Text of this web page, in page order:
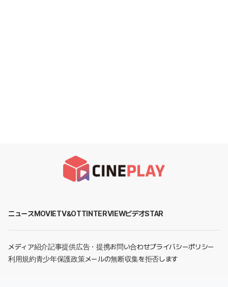
ニュースMOVIETV&OTTINTERVIEWビデオSTAR
メディア紹介記事提供広告・提携お問い合わせプライバシーポリシー
利用規約青少年保護政策メールの無断収集を拒否します